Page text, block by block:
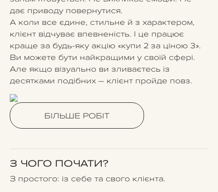
дає приводу повернутися.
А коли все єдине, стильне й з характером,
клієнт відчуває впевненість. І це працює
краще за будь-яку акцію «купи 2 за ціною 3».
Ви можете бути найкращими у своїй сфері.
Але якщо візуально ви зливаєтесь із
десятками подібних – клієнт пройде повз.
БІЛЬШЕ РОБІТ
З ЧОГО ПОЧАТИ?
З простого: із себе та свого клієнта.